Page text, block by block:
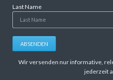
Last Name
ABSENDEN
Wir versenden nur informative,
jederzeit